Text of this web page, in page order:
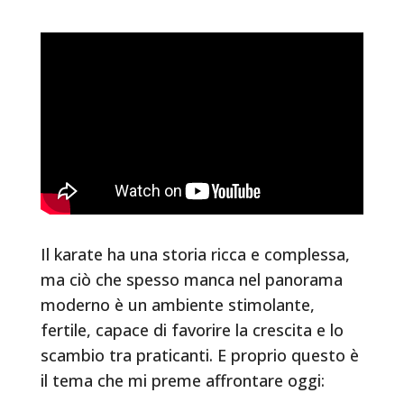
Il karate ha una storia ricca e complessa,
ma ciò che spesso manca nel panorama
moderno è un ambiente stimolante,
fertile, capace di favorire la crescita e lo
scambio tra praticanti. E proprio questo è
il tema che mi preme affrontare oggi: